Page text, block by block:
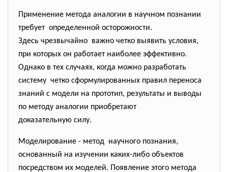
Применение метода аналогии в научном познании
требует определенной осторожности.
Здесь чрезвычайно важно четко выявить условия,
при которых он работает наиболее эффективно.
Однако в тех случаях, когда можно разработать
систему четко сформулированных правил переноса
знаний с модели на прототип, результаты и выводы
по методу аналогии приобретают
доказательную силу.
Моделирование - метод научного познания,
основанный на изучении каких-либо объектов
посредством их моделей. Появление этого метода